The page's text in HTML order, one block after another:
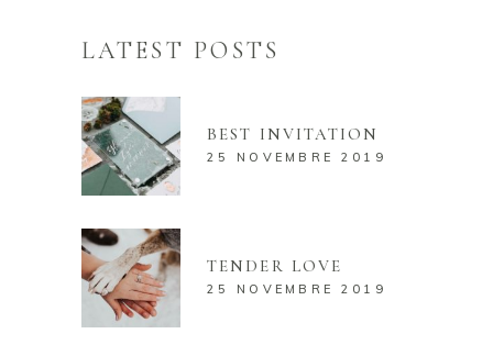
LATEST POSTS
BEST INVITATION
25 NOVEMBRE 2019
TENDER LOVE
25 NOVEMBRE 2019